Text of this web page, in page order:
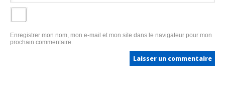
Enregistrer mon nom, mon e-mail et mon site dans le navigateur pour mon
prochain commentaire.